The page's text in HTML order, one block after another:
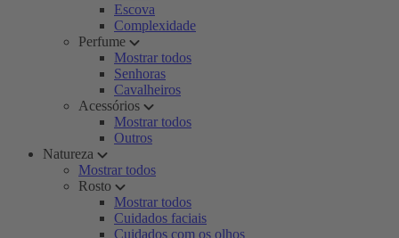
Escova
Complexidade
Perfume
Mostrar todos
Senhoras
Cavalheiros
Acessórios
Mostrar todos
Outros
Natureza
Mostrar todos
Rosto
Mostrar todos
Cuidados faciais
Cuidados com os olhos